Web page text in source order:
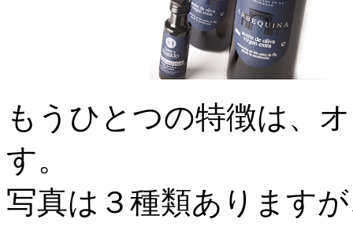
もうひとつの特徴は、
す。
写真は３種類あります